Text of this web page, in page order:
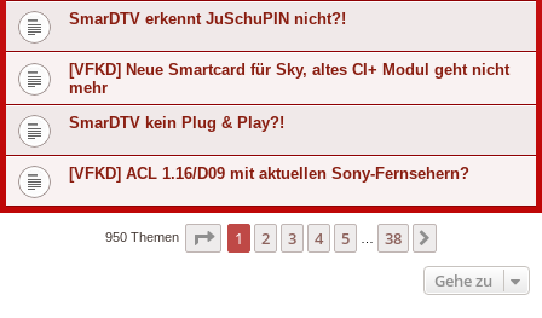
SmarDTV erkennt JuSchuPIN nicht?!
[VFKD] Neue Smartcard für Sky, altes CI+ Modul geht nicht
mehr
SmarDTV kein Plug & Play?!
[VFKD] ACL 1.16/D09 mit aktuellen Sony-Fernsehern?
950 Themen Seite 1von 38
1 2 3 4 5 38
Gehe zu